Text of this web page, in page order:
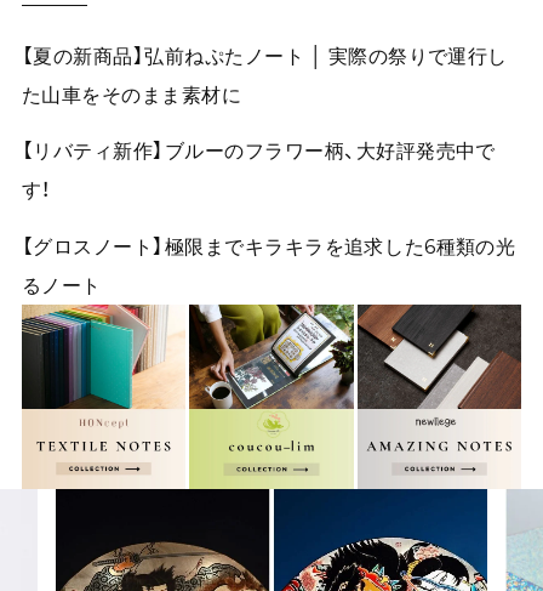
【夏の新商品】弘前ねぷたノート │ 実際の祭りで運行し
た山車をそのまま素材に
【リバティ新作】ブルーのフラワー柄、大好評発売中で
す！
【グロスノート】極限までキラキラを追求した6種類の光
るノート